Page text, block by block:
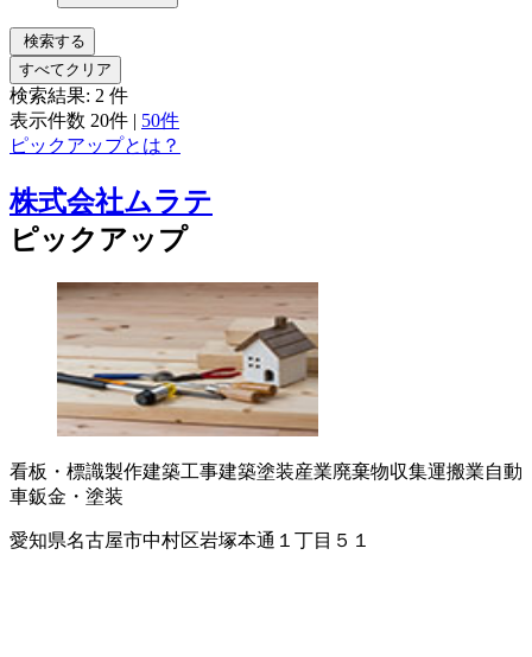
検索する
すべてクリア
検索結果: 2 件
表示件数 20件 | 50件
ピックアップとは？
株式会社ムラテ
ピックアップ
看板・標識製作建築工事建築塗装産業廃棄物収集運搬業自動
車鈑金・塗装
愛知県名古屋市中村区岩塚本通１丁目５１